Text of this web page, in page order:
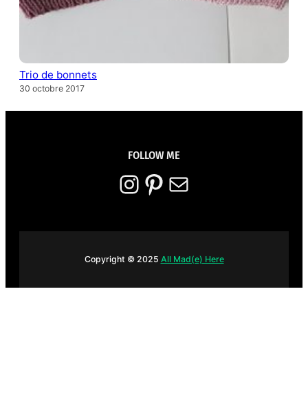
Trio de bonnets
30 octobre 2017
FOLLOW ME
Instagram Pinterest E-mail
Copyright © 2025 All Mad(e) Here